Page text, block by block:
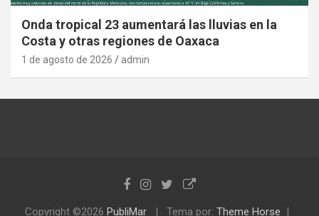
Onda tropical 23 aumentará las lluvias en la
Costa y otras regiones de Oaxaca
1 de agosto de 2026 admin
Copyright ©2026 PubliMar Tema por: Theme Horse